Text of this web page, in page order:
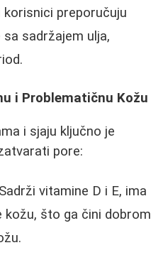
korisnici preporučuju
sadržajem ulja,
i Problematičnu Kožu
i sjaju ključno je
pore:
vitamine D i E, ima
kožu, što ga čini dobrom